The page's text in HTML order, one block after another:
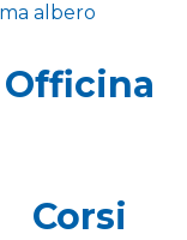
Officina
Corsi